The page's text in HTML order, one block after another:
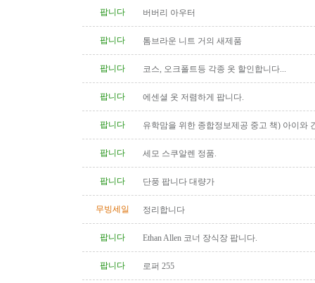
팝니다 버버리 아우터
팝니다 톰브라운 니트 거의 새제품
팝니다 코스, 오크폴트등 각종 옷 할인합니다...
팝니다 에센셜 옷 저렴하게 팝니다.
팝니다
유학맘을 위한 종합정보제공 중고 책) 아이와
팝니다
세모 스쿠알렌 정품.
팝니다 단풍 팝니다 대량가
무빙세일 정리합니다
팝니다 Ethan Allen 코너 장식장 팝니다.
팝니다 로퍼 255